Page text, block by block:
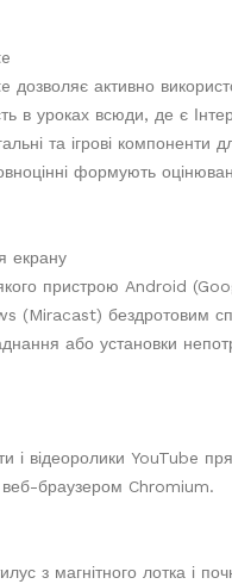
активно
в уроках всюди, де є
та ігрові компоненти
формують
екрану
пристрою Android
(Miracast) бездротовим
або установки
і відеоролики YouTube
веб-браузером Chromium.
з магнітного лотка і